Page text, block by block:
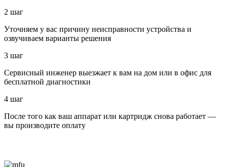
2 шаг
Уточняем у вас причину неисправности устройства и
озвучиваем варианты решения
3 шаг
Сервисный инженер выезжает к вам на дом или в офис для
бесплатной диагностики
4 шаг
После того как ваш аппарат или картридж снова работает —
вы производите оплату